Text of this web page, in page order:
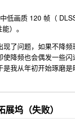
低画质 120 帧（
）。
现了问题，如果不降
使降频也会偶发一些
是我从年初开始琢磨
坞（失败）